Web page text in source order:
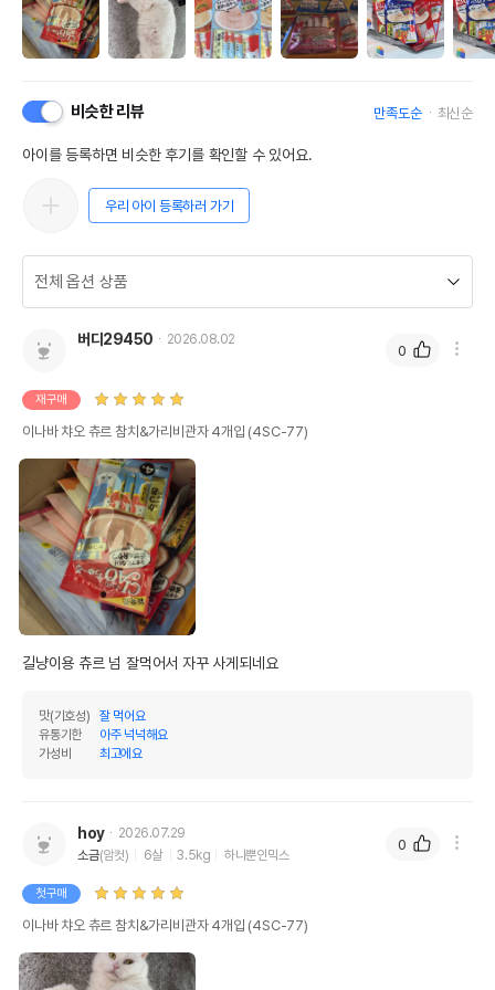
비슷한 리뷰 만족도순 최신순
아이를 등록하면 비슷한 후기를 확인할 수 있어요.
우리 아이 등록하러 가기
버디29450 2026.08.02
재구매
이나바 챠오 츄르 참치&가리비관자 4개입 (4SC-77)
길냥이용 츄르 넘 잘먹어서 자꾸 사게되네요
맛(기호성)
잘 먹어요
유통기한
아주 넉넉해요
가성비
최고에요
0
hoy
2026.07.29
소금(암컷) 6살 3.5kg 하나뿐인믹스
첫구매
이나바 챠오 츄르 참치&가리비관자 4개입 (4SC-77)
0